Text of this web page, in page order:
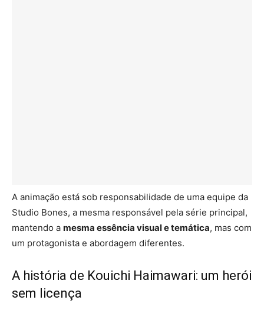
A animação está sob responsabilidade de uma equipe da
Studio Bones, a mesma responsável pela série principal,
mantendo a mesma essência visual e temática, mas com
um protagonista e abordagem diferentes.
A história de Kouichi Haimawari: um herói
sem licença